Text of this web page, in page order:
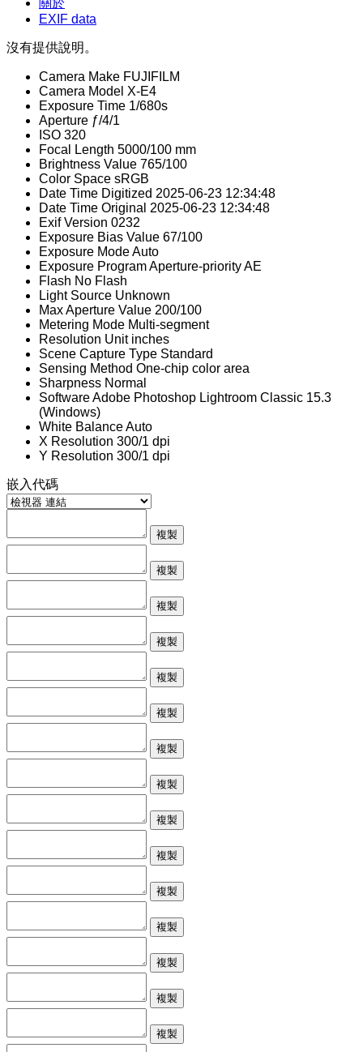
EXIF data
沒有提供說明。
Camera Make FUJIFILM
Camera Model X-E4
Exposure Time 1/680s
Aperture ƒ/4/1
ISO 320
Focal Length 5000/100 mm
Brightness Value 765/100
Color Space sRGB
Date Time Digitized 2025-06-23 12:34:48
Date Time Original 2025-06-23 12:34:48
Exif Version 0232
Exposure Bias Value 67/100
Exposure ModeAuto
Exposure ProgramAperture-priority AE
Flash No Flash
Light Source Unknown
Max Aperture Value 200/100
Metering Mode Multi-segment
Resolution Unit inches
Scene Capture Type Standard
Sensing Method One-chip color area
Sharpness Normal
SoftwareAdobe Photoshop Lightroom Classic 15.3
(Windows)
White BalanceAuto
X Resolution 300/1 dpi
Y Resolution 300/1 dpi
嵌入代碼
複製
複製
複製
複製
複製
複製
複製
複製
複製
複製
複製
複製
複製
複製
複製